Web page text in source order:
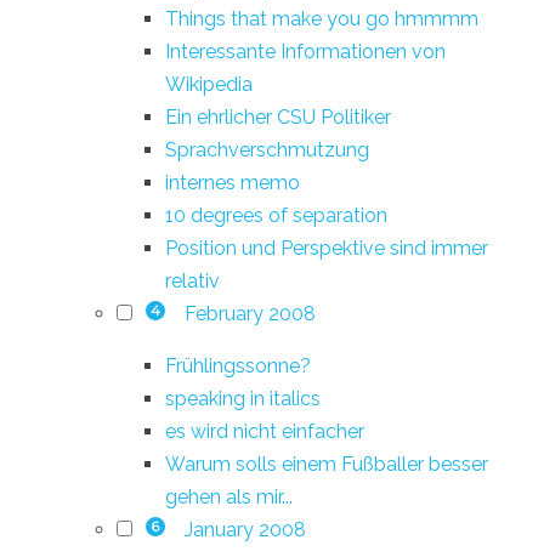
Things that make you go hmmmm
Interessante Informationen von
Wikipedia
Ein ehrlicher CSU Politiker
Sprachverschmutzung
internes memo
10 degrees of separation
Position und Perspektive sind immer
relativ
4 February 2008
Frühlingssonne?
speaking in italics
es wird nicht einfacher
Warum solls einem Fußballer besser
gehen als mir...
6 January 2008